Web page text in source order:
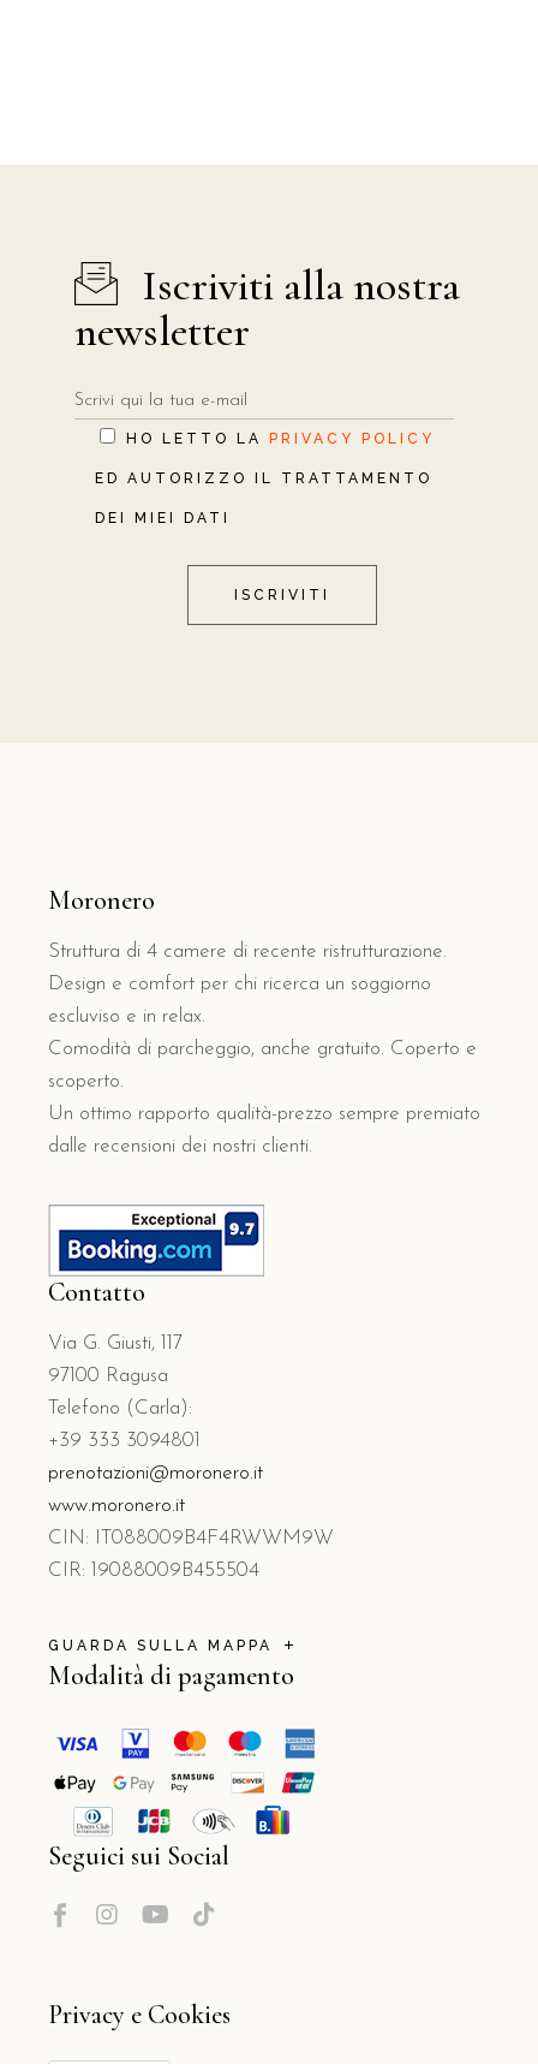
Iscriviti alla nostra
newsletter
HO LETTO LAPRIVACY POLICY
ED AUTORIZZO IL TRATTAMENTO
DEI MIEI DATI
ISCRIVITI
Moronero
Struttura di 4 camere di recente ristrutturazione.
Design e comfort per chi ricerca un soggiorno
escluviso e in relax.
Comodità di parcheggio, anche gratuito. Coperto e
scoperto.
Un ottimo rapporto qualità-prezzo sempre premiato
dalle recensioni dei nostri clienti.
Contatto
Via G. Giusti, 117
97100 Ragusa
Telefono (Carla):
+39 333 3094801
prenotazioni@moronero.it
www.moronero.it
CIN: IT088009B4F4RWWM9W
CIR: 19088009B455504
GUARDA SULLA MAPPA
Modalità di pagamento
Seguici sui Social
Privacy e Cookies